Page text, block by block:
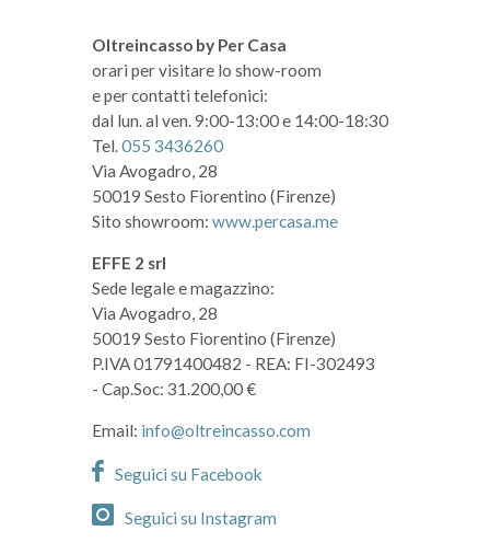
Oltreincasso by Per Casa
orari per visitare lo show-room
e per contatti telefonici:
dal lun. al ven. 9:00-13:00 e 14:00-18:30
Tel.055 3436260
Via Avogadro, 28
50019 Sesto Fiorentino (Firenze)
Sito showroom: www.percasa.me
EFFE 2 srl
Sede legale e magazzino:
Via Avogadro, 28
50019 Sesto Fiorentino (Firenze)
P.IVA 01791400482 - REA: FI-302493
- Cap.Soc: 31.200,00 €
Email: info@oltreincasso.com
Seguici su Facebook
Seguici su Instagram